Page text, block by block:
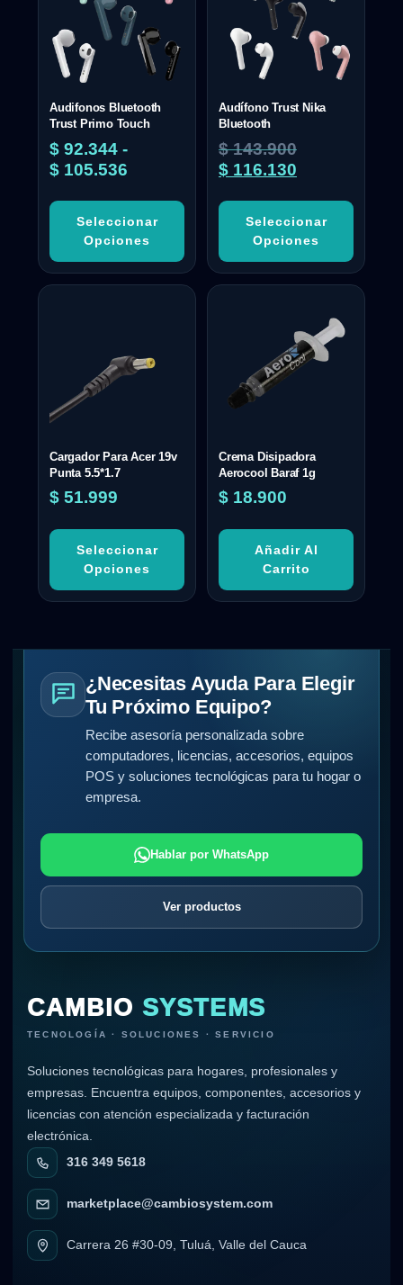
Audifonos Bluetooth
Trust Primo Touch
$ 92.344 -
$ 105.536
Seleccionar
Opciones
Audífono Trust Nika
Bluetooth
$143.900
$ 116.130
Seleccionar
Opciones
Cargador Para Acer 19v
Punta 5.5*1.7
$ 51.999
Seleccionar
Opciones
Crema Disipadora
Aerocool Baraf 1g
$ 18.900
Añadir Al
Carrito
¿Necesitas Ayuda Para Elegir
Tu Próximo Equipo?
Recibe asesoría personalizada sobre
computadores, licencias, accesorios, equipos
POS y soluciones tecnológicas para tu hogar o
empresa.
Hablar por WhatsApp
Ver productos
CAMBIO SYSTEMS
TECNOLOGÍA · SOLUCIONES · SERVICIO
Soluciones tecnológicas para hogares, profesionales y
empresas. Encuentra equipos, componentes, accesorios y
licencias con atención especializada y facturación
electrónica.
316 349 5618
marketplace@cambiosystem.com
Carrera 26 #30-09, Tuluá, Valle del Cauca